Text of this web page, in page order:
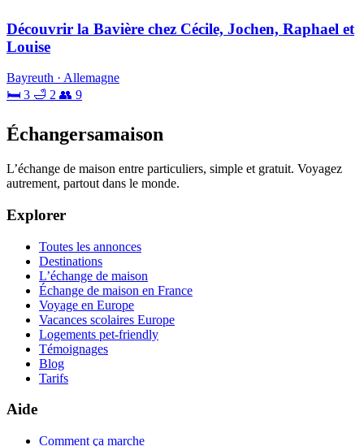
Découvrir la Bavière chez Cécile, Jochen, Raphael et
Louise
Bayreuth · Allemagne
🛏 3 🛁 2 👥 9
Échangersamaison
L’échange de maison entre particuliers, simple et gratuit. Voyagez
autrement, partout dans le monde.
Explorer
Toutes les annonces
Destinations
L’échange de maison
Échange de maison en France
Voyage en Europe
Vacances scolaires Europe
Logements pet-friendly
Témoignages
Blog
Tarifs
Aide
Comment ça marche